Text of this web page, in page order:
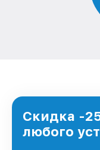
Скидка -
любого